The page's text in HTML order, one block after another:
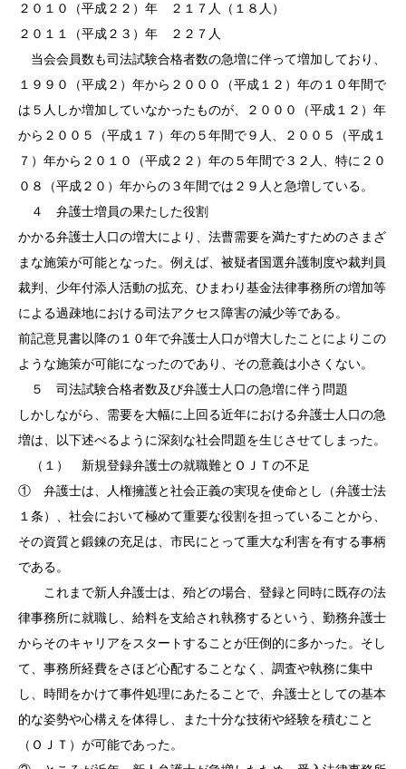
２０１０（平成２２）年 ２１７人（１８人）
２０１１（平成２３）年 ２２７人
当会会員数も司法試験合格者数の急増に伴って増加しており、
１９９０（平成２）年から２０００（平成１２）年の１０年間で
は５人しか増加していなかったものが、２０００（平成１２）年
から２００５（平成１７）年の５年間で９人、２００５（平成１
７）年から２０１０（平成２２）年の５年間で３２人、特に２０
０８（平成２０）年からの３年間では２９人と急増している。
４ 弁護士増員の果たした役割
かかる弁護士人口の増大により、法曹需要を満たすためのさまざ
まな施策が可能となった。例えば、被疑者国選弁護制度や裁判員
裁判、少年付添人活動の拡充、ひまわり基金法律事務所の増加等
による過疎地における司法アクセス障害の減少等である。
前記意見書以降の１０年で弁護士人口が増大したことによりこの
ような施策が可能になったのであり、その意義は小さくない。
５ 司法試験合格者数及び弁護士人口の急増に伴う問題
しかしながら、需要を大幅に上回る近年における弁護士人口の急
増は、以下述べるように深刻な社会問題を生じさせてしまった。
（１） 新規登録弁護士の就職難とＯＪＴの不足
① 弁護士は、人権擁護と社会正義の実現を使命とし（弁護士法
１条）、社会において極めて重要な役割を担っていることから、
その資質と鍛錬の充足は、市民にとって重大な利害を有する事柄
である。
これまで新人弁護士は、殆どの場合、登録と同時に既存の法
律事務所に就職し、給料を支給され執務するという、勤務弁護士
からそのキャリアをスタートすることが圧倒的に多かった。そし
て、事務所経費をさほど心配することなく、調査や執務に集中
し、時間をかけて事件処理にあたることで、弁護士としての基本
的な姿勢や心構えを体得し、また十分な技術や経験を積むこと
（ＯＪＴ）が可能であった。